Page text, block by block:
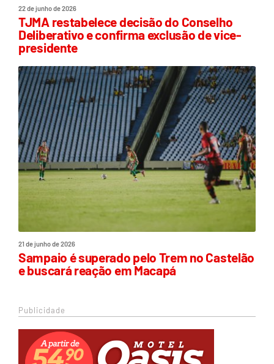
22 de junho de 2026
TJMA restabelece decisão do Conselho
Deliberativo e confirma exclusão de vice-
presidente
21 de junho de 2026
Sampaio é superado pelo Trem no Castelão
e buscará reação em Macapá
Publicidade